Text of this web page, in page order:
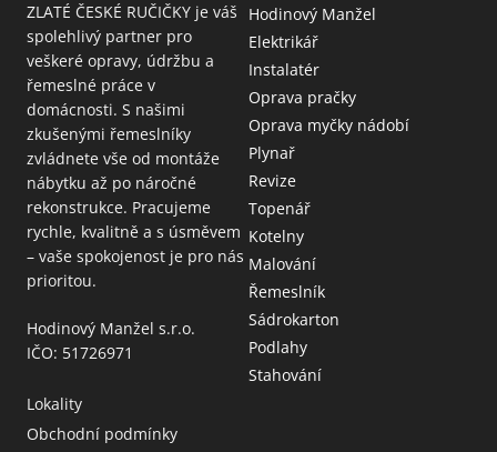
ZLATÉ ČESKÉ RUČIČKY je váš
spolehlivý partner pro
veškeré opravy, údržbu a
řemeslné práce v
domácnosti. S našimi
zkušenými řemeslníky
zvládnete vše od montáže
nábytku až po náročné
rekonstrukce. Pracujeme
rychle, kvalitně a s úsměvem
– vaše spokojenost je pro nás
prioritou.
Hodinový Manžel s.r.o.
IČO: 51726971
Lokality
Obchodní podmínky
Hodinový Manžel
Elektrikář
Instalatér
Oprava pračky
Oprava myčky nádobí
Plynař
Revize
Topenář
Kotelny
Malování
Řemeslník
Sádrokarton
Podlahy
Stahování